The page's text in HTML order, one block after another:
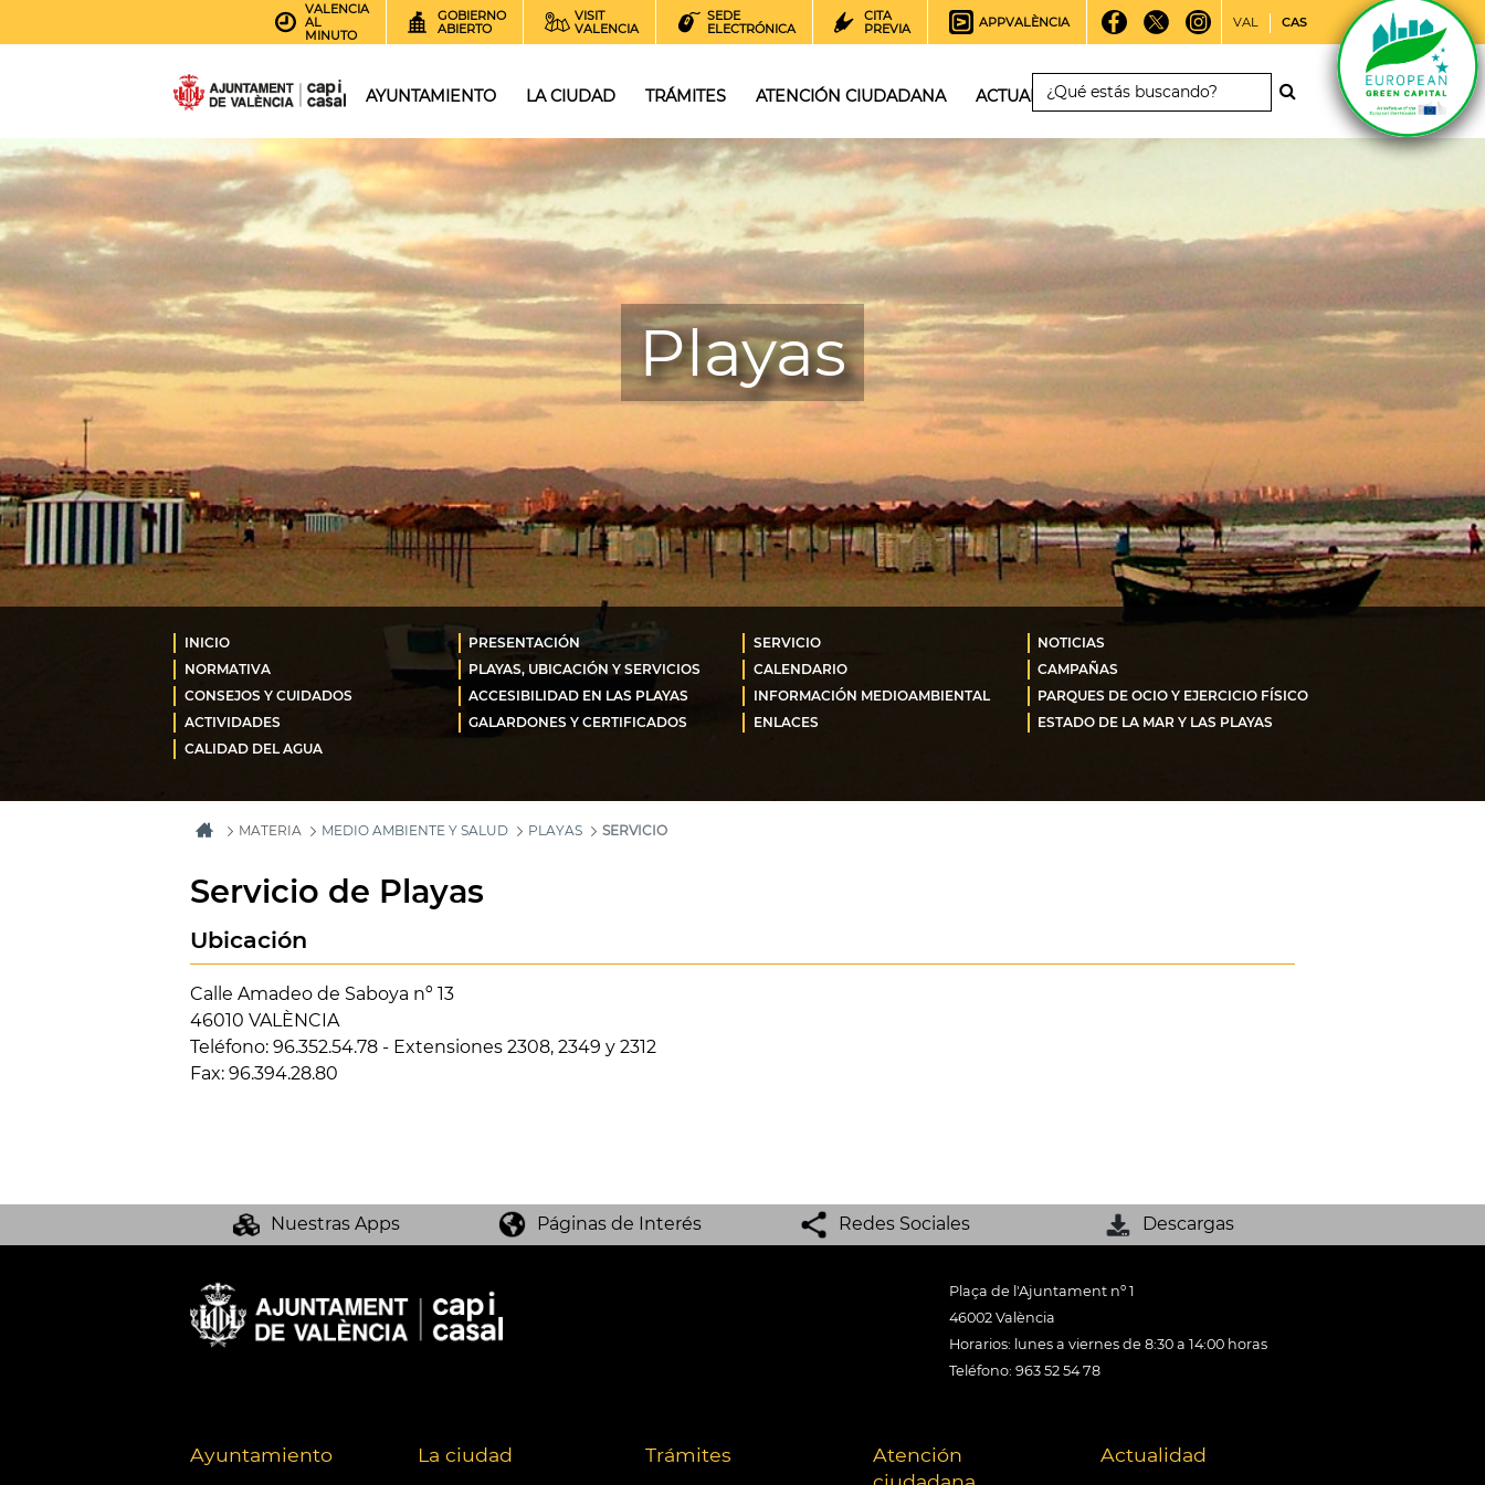
VALENCIA
AL
MINUTO
GOBIERNO
ABIERTO
VISIT
VALENCIA
SEDE
ELECTRÓNICA
CITA
PREVIA
APPVALÈNCIA VAL CAS
AYUNTAMIENTO LA CIUDAD TRÁMITES ATENCIÓN CIUDADANA ACTUALIDAD
Playas
INICIO PRESENTACIÓN SERVICIO
NOTICIAS
NORMATIVA
PLAYAS, UBICACIÓN Y SERVICIOS CALENDARIO
CAMPAÑAS
CONSEJOS Y CUIDADOS
ACCESIBILIDAD EN LAS PLAYAS INFORMACIÓN MEDIOAMBIENTAL
PARQUES DE OCIO Y EJERCICIO FÍSICO
ACTIVIDADES
GALARDONES Y CERTIFICADOS ENLACES
ESTADO DE LA MAR Y LAS PLAYAS
CALIDAD DEL AGUA
MATERIA MEDIO AMBIENTE Y SALUD PLAYAS SERVICIO
Servicio de Playas
Ubicación
Calle Amadeo de Saboya nº 13
46010 VALÈNCIA
Teléfono: 96.352.54.78 - Extensiones 2308, 2349 y 2312
Fax: 96.394.28.80
Nuestras Apps Páginas de Interés Redes Sociales Descargas
Plaça de l'Ajuntament nº 1
46002 València
Horarios: lunes a viernes de 8:30 a 14:00 horas
Teléfono: 963 52 54 78
Ayuntamiento La ciudad Trámites
Atención
Actualidad